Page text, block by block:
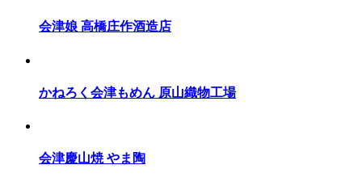
会津娘 高橋庄作酒造店
かねろく会津もめん 原山織物工場
会津慶山焼 やま陶